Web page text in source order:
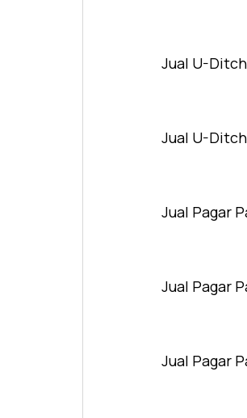
Jual U-Ditch
Jual U-
Jual Pagar
Jual Pagar
Jual Pagar